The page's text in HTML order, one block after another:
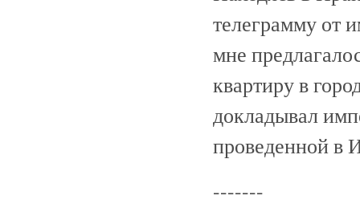
телеграмму от
мне
квартиру в
докладывал
проведенной в
-------